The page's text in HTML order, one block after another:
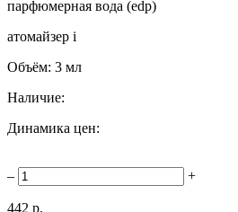
парфюмерная вода (edp)
атомайзер i
Объём: 3 мл
Наличие:
Динамика цен:
– +
442 р.